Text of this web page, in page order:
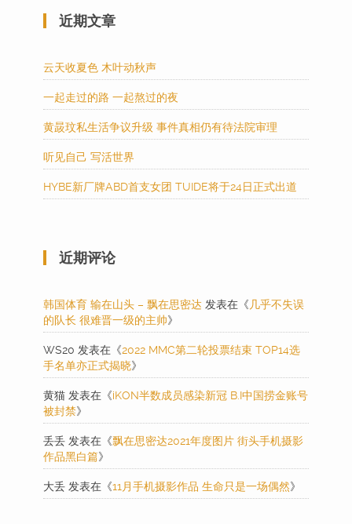
近期文章
云天收夏色 木叶动秋声
一起走过的路 一起熬过的夜
黄晸玟私生活争议升级 事件真相仍有待法院审理
听见自己 写活世界
HYBE新厂牌ABD首支女团 TUIDE将于24日正式出道
近期评论
韩国体育 输在山头 – 飘在思密达 发表在《几乎不失误
的队长 很难晋一级的主帅》
WS20 发表在《2022 MMC第二轮投票结束 TOP14选
手名单亦正式揭晓》
黄猫 发表在《iKON半数成员感染新冠 B.I中国捞金账号
被封禁》
丢丢 发表在《飘在思密达2021年度图片 街头手机摄影
作品黑白篇》
大丢 发表在《11月手机摄影作品 生命只是一场偶然》